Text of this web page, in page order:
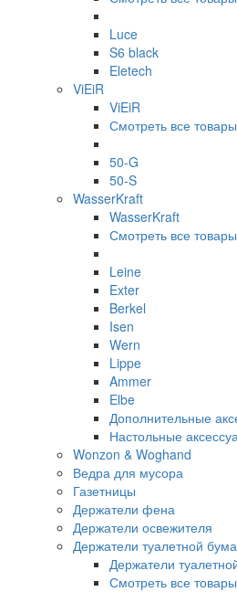
Luce
S6 black
Eletech
ViEiR
ViEiR
Смотреть все
50-G
50-S
WasserKraft
WasserKraft
Смотреть все
Leine
Exter
Berkel
Isen
Wern
Lippe
Ammer
Elbe
Дополнительные
Настольные
Wonzon & Woghand
Ведра для мусора
Газетницы
Держатели фена
Держатели освежителя
Держатели туалетной
Держатели
Смотреть все